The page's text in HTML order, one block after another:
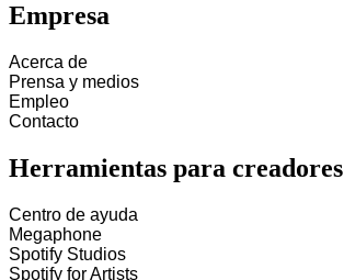
Empresa
Acerca de
Prensa y medios
Empleo
Contacto
Herramientas para creadores
Centro de ayuda
Megaphone
Spotify Studios
Spotify for Artists